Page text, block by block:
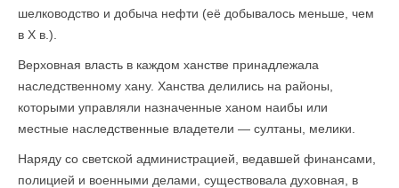
шелководство и добыча нефти (её добывалось меньше, чем
в X в.).
Верховная власть в каждом ханстве принадлежала
наследственному хану. Ханства делились на районы,
которыми управ­ляли назначенные ханом наибы или
местные наследственные владетели — султаны, мелики.
Наряду со светской администрацией, ведавшей финансами,
полицией и военными делами, существовала духовная, в